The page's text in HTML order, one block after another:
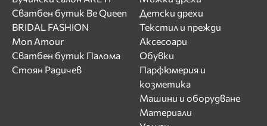
Сватбен бутик Be Queen
BRIDAL FASHION
Mon Amour
Сватбен бутик Палома
Стоян Радичев
Детски дрехи
Текстил и прежди
Аксесоари
Обувки
Парфюмерия и
козметика
Машини и оборудване
Материали